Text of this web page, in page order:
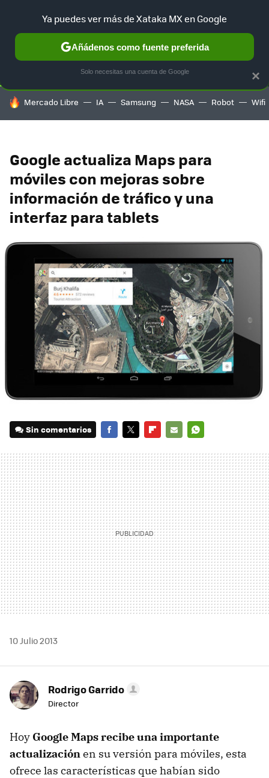
SELECCIÓN GAMING HOME AUTO TERRITORIO
HOY SE HABLA DE
Mercado Libre IA Samsung NASA Robot Wifi
Google actualiza Maps para
móviles con mejoras sobre
información de tráfico y una
interfaz para tablets
Sin comentarios
MAIL
10 Julio 2013
Rodrigo Garrido
Director
Hoy Google Maps recibe una importante
actualizaciónen su versión para móviles, esta
ofrece las características que habían sido
×
Ya puedes ver más de Xataka MX en Google
Añádenos como fuente preferida
Solo necesitas una cuenta de Google